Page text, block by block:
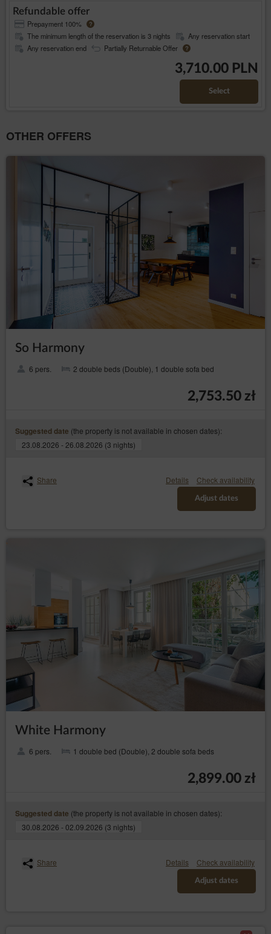
Refundable offer
Prepayment 100% ?
The minimum length of the reservation is 3 nights
Any reservation start
Any reservation end
Partially Returnable Offer ?
3,710.00 PLN
Select
OTHER OFFERS
So Harmony
6 pers. 2 double beds (Double), 1 double sofa bed
2,753.50 zł
Suggested date (the property is not available in chosen dates):
23.08.2026 - 26.08.2026 (3 nights)
Share Details Check availability
Adjust dates
White Harmony
6 pers. 1 double bed (Double), 2 double sofa beds
2,899.00 zł
Suggested date (the property is not available in chosen dates):
30.08.2026 - 02.09.2026 (3 nights)
Share Details Check availability
Adjust dates